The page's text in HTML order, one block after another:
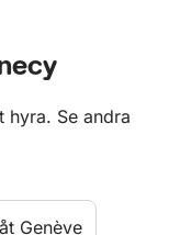
hyra. Se andra
Genève